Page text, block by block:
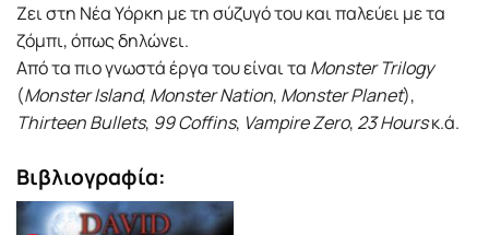
Ζει στη Νέα Υόρκη με τη σύζυγό του και παλεύει με τα
ζόμπι, όπως δηλώνει.
Από τα πιο γνωστά έργα του είναι τα Monster Trilogy
(Monster Island, Monster Nation, Monster Planet),
Thirteen Bullets, 99 Coffins, Vampire Zero, 23 Hoursκ.ά.
Βιβλιογραφία: